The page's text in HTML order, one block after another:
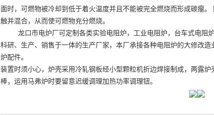
面时，可燃物被冷却到低于着火温度并且不能被完全燃烧而形成碳瘤
触并混合，从而使可燃物充分燃烧。
龙口市电炉厂可定制各类实验电阻炉，工业电阻炉，台车式电阻
科研、生产、销售于一体的生产厂家，本厂承接各种电阻炉的大修改
炉配件。
装置时须小心，炉壳采用冷轧钢板经小型颗粒机折边焊接制成，两露
棒，运用马弗炉时要留意迟缓调理加热功率调理钮。